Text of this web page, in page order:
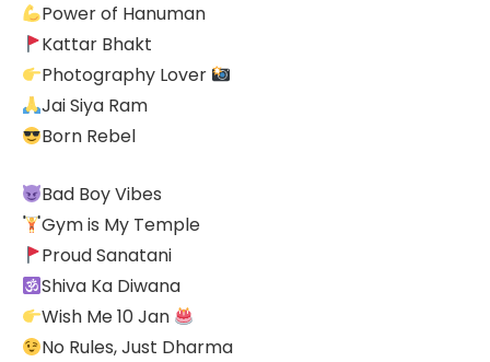
Power of Hanuman
Kattar Bhakt
Photography Lover
Jai Siya Ram
Born Rebel
Bad Boy Vibes
Gym is My Temple
Proud Sanatani
Shiva Ka Diwana
Wish Me 10 Jan
No Rules, Just Dharma